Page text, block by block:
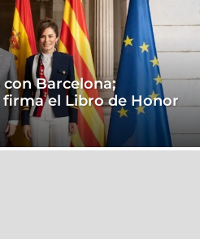
Barcelona;
el Libro de Honor